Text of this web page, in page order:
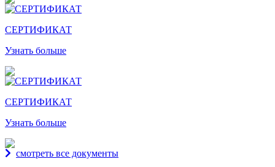
СЕРТИФИКАТ
Узнать больше
СЕРТИФИКАТ
Узнать больше
смотреть все документы